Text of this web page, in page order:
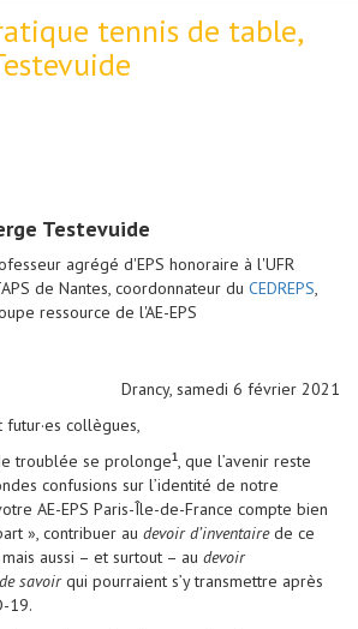
tennis de table,
Testevuide
agrégé d'EPS honoraire à l'UFR
de Nantes, coordonnateur du CEDREPS,
ressource de l'AE-EPS
Drancy, samedi 6 février 2021
collègues,
troublée se prolonge1, que l’avenir reste
confusions sur l’identité de notre
AE-EPS Paris-Île-de-France compte bien
», contribuer au devoir d’inventairede ce
mais aussi – et surtout – au devoir
savoirqui pourraient s’y transmettre après
19.